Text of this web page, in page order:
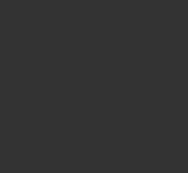
BRUSH ESSENTIAL BOAR